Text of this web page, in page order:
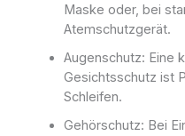
Maske oder, bei
Atemschutzgerät.
Augenschutz: Eine
Gesichtsschutz ist
Schleifen.
Gehörschutz: Bei